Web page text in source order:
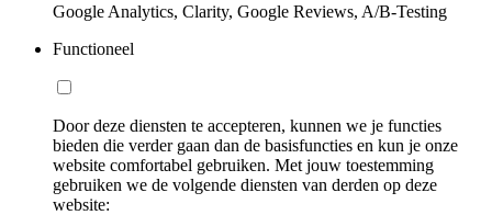
Google Analytics, Clarity, Google Reviews, A/B-Testing
Functioneel
Door deze diensten te accepteren, kunnen we je functies
bieden die verder gaan dan de basisfuncties en kun je onze
website comfortabel gebruiken. Met jouw toestemming
gebruiken we de volgende diensten van derden op deze
website: